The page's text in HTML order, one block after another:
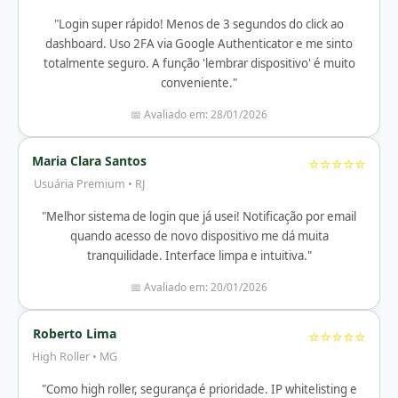
"Login super rápido! Menos de 3 segundos do click ao
dashboard. Uso 2FA via Google Authenticator e me sinto
totalmente seguro. A função 'lembrar dispositivo' é muito
conveniente."
📅 Avaliado em: 28/01/2026
Maria Clara Santos
Usuária Premium • RJ
⭐⭐⭐⭐⭐
"Melhor sistema de login que já usei! Notificação por email
quando acesso de novo dispositivo me dá muita
tranquilidade. Interface limpa e intuitiva."
📅 Avaliado em: 20/01/2026
Roberto Lima
High Roller • MG
⭐⭐⭐⭐⭐
"Como high roller, segurança é prioridade. IP whitelisting e